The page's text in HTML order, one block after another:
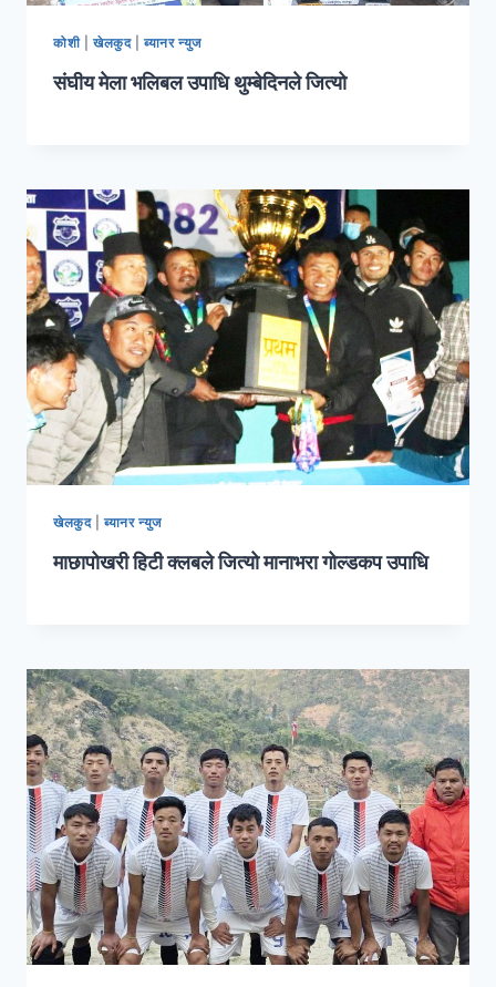
कोशी| खेलकुद|ब्यानर न्युज
संघीय मेला भलिबल उपाधि थुम्बेदिनले जित्यो
खेलकुद|ब्यानर न्युज
माछापोखरी हिटी क्लबले जित्यो मानाभरा गोल्डकप उपाधि